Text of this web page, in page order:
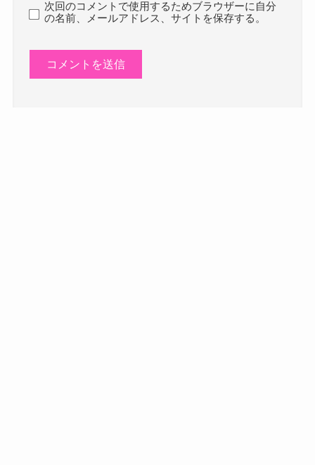
次回のコメントで使用するためブラウザーに自分
の名前、メールアドレス、サイトを保存する。